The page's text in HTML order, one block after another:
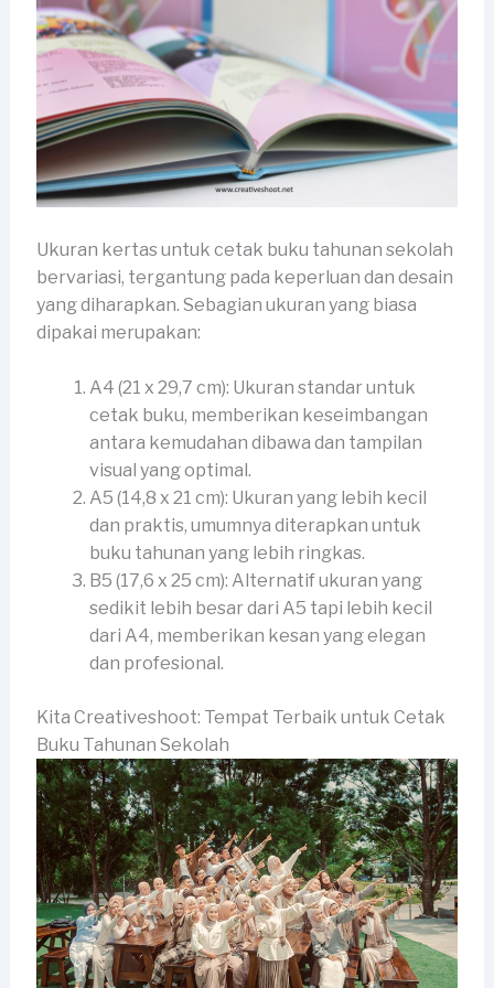
Ukuran kertas untuk cetak buku tahunan sekolah
bervariasi, tergantung pada keperluan dan desain
yang diharapkan. Sebagian ukuran yang biasa
dipakai merupakan:
A4 (21 x 29,7 cm): Ukuran standar untuk
cetak buku, memberikan keseimbangan
antara kemudahan dibawa dan tampilan
visual yang optimal.
A5 (14,8 x 21 cm): Ukuran yang lebih kecil
dan praktis, umumnya diterapkan untuk
buku tahunan yang lebih ringkas.
B5 (17,6 x 25 cm): Alternatif ukuran yang
sedikit lebih besar dari A5 tapi lebih kecil
dari A4, memberikan kesan yang elegan
dan profesional.
Kita Creativeshoot: Tempat Terbaik untuk Cetak
Buku Tahunan Sekolah